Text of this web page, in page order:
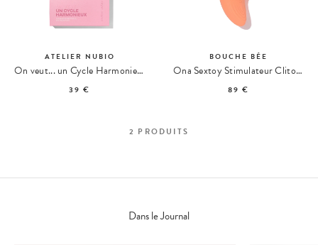
ATELIER NUBIO
On veut... un Cycle Harmonieux
39 €
BOUCHE BÉE
Ona Sextoy Stimulateur Clitoridien
89 €
2 PRODUITS
Dans le Journal